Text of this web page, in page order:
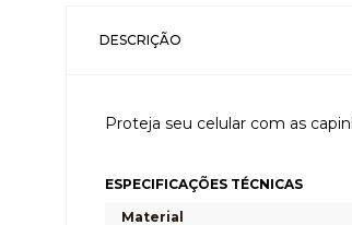
DESCRIÇÃO
Proteja seu celular com as
ESPECIFICAÇÕES TÉCNICAS
Material